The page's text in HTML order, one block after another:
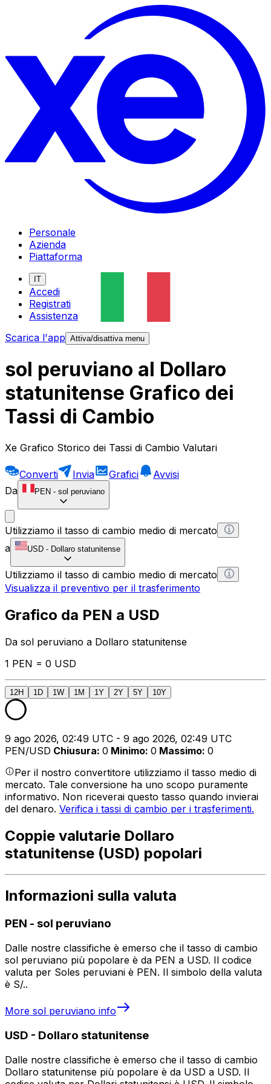
Personale
Azienda
Piattaforma
IT
Accedi
Registrati
Assistenza
Scarica l'app Attiva/disattiva menu
sol peruviano al Dollaro
statunitense Grafico dei
Tassi di Cambio
Xe Grafico Storico dei Tassi di Cambio Valutari
Converti Invia Grafici
Avvisi
Da
PEN - sol peruviano
Utilizziamo il tasso di cambio medio di mercato
a
USD - Dollaro statunitense
Utilizziamo il tasso di cambio medio di mercato
Visualizza il preventivo per il trasferimento
Grafico da PEN a USD
Da sol peruviano a Dollaro statunitense
1 PEN = 0 USD
12H 1D 1W 1M 1Y 2Y 5Y 10Y
9 ago 2026, 02:49 UTC - 9 ago 2026, 02:49 UTC
PEN/USD Chiusura: 0 Minimo: 0 Massimo: 0
Per il nostro convertitore utilizziamo il tasso medio di
mercato. Tale conversione ha uno scopo puramente
informativo. Non riceverai questo tasso quando invierai
del denaro. Verifica i tassi di cambio per i trasferimenti.
Coppie valutarie Dollaro
statunitense (USD) popolari
Informazioni sulla valuta
PEN - sol peruviano
Dalle nostre classifiche è emerso che il tasso di cambio
sol peruviano più popolare è da PEN a USD. Il codice
valuta per Soles peruviani è PEN. Il simbolo della valuta
è S/..
More sol peruviano info
USD - Dollaro statunitense
Dalle nostre classifiche è emerso che il tasso di cambio
Dollaro statunitense più popolare è da USD a USD. Il